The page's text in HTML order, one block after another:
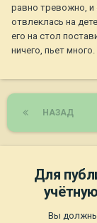
равно тревожно, и
отвлеклась на
его на стол
ничего, пьет много.
НАЗАД
Для
Вы должны